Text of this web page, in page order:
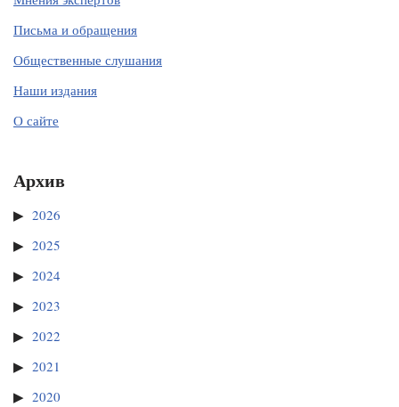
Письма и обращения
Общественные слушания
Наши издания
О сайте
Архив
2026
2025
2024
2023
2022
2021
2020